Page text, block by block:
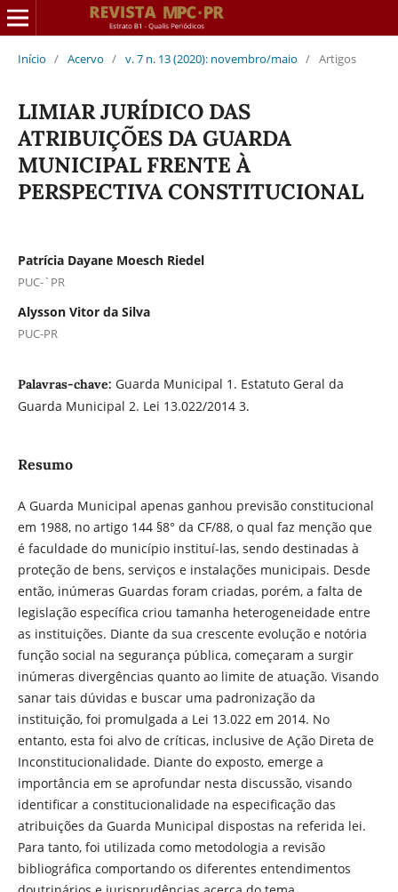
Início / Acervo / v. 7 n. 13 (2020): novembro/maio / Artigos
LIMIAR JURÍDICO DAS
ATRIBUIÇÕES DA GUARDA
MUNICIPAL FRENTE À
PERSPECTIVA CONSTITUCIONAL
Patrícia Dayane Moesch Riedel
PUC-`PR
Alysson Vitor da Silva
PUC-PR
Palavras-chave: Guarda Municipal 1. Estatuto Geral da
Guarda Municipal 2. Lei 13.022/2014 3.
Resumo
A Guarda Municipal apenas ganhou previsão constitucional
em 1988, no artigo 144 §8° da CF/88, o qual faz menção que
é faculdade do município instituí-las, sendo destinadas à
proteção de bens, serviços e instalações municipais. Desde
então, inúmeras Guardas foram criadas, porém, a falta de
legislação específica criou tamanha heterogeneidade entre
as instituições. Diante da sua crescente evolução e notória
função social na segurança pública, começaram a surgir
inúmeras divergências quanto ao limite de atuação. Visando
sanar tais dúvidas e buscar uma padronização da
instituição, foi promulgada a Lei 13.022 em 2014. No
entanto, esta foi alvo de críticas, inclusive de Ação Direta de
Inconstitucionalidade. Diante do exposto, emerge a
importância em se aprofundar nesta discussão, visando
identificar a constitucionalidade na especificação das
atribuições da Guarda Municipal dispostas na referida lei.
Para tanto, foi utilizada como metodologia a revisão
bibliográfica comportando os diferentes entendimentos